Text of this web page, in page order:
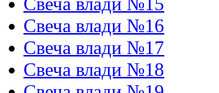
Свеча влади №16
Свеча влади №17
Свеча влади №18